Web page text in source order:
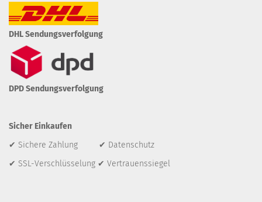
DHL Sendungsverfolgung
DPD Sendungsverfolgung
Sicher Einkaufen
✔ Sichere Zahlung ✔ Datenschutz
✔ SSL-Verschlüsselung ✔ Vertrauenssiegel